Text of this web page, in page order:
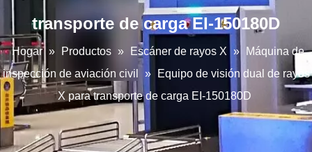
transporte de carga EI-150180D
Hogar » Productos » Escáner de rayos X »
Máquina de
inspección de aviación civil
»
Equipo de visión dual de rayos
X para transporte de carga EI-150180D